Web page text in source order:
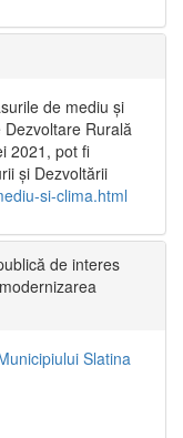
de mediu și
Rurală
2021, pot fi
și Dezvoltării
si-clima.html
de interes
Slatina